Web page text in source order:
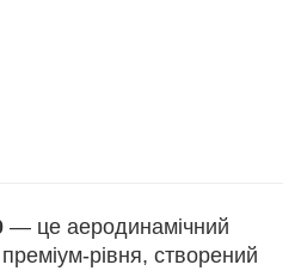
— це аеродинамічний
рівня, створений